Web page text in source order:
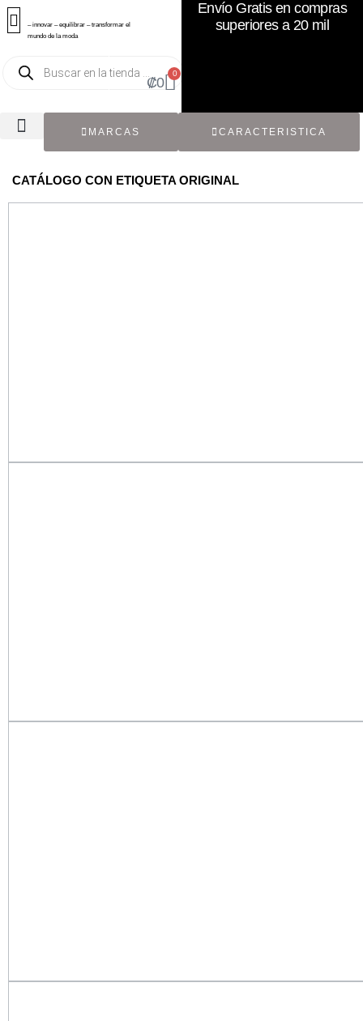
– innovar – equilibrar – transformar el
mundo de la moda
₡0
0
Envío Gratis en compras
superiores a 20 mil
MARCAS CARACTERISTICA
CATÁLOGO CON ETIQUETA ORIGINAL